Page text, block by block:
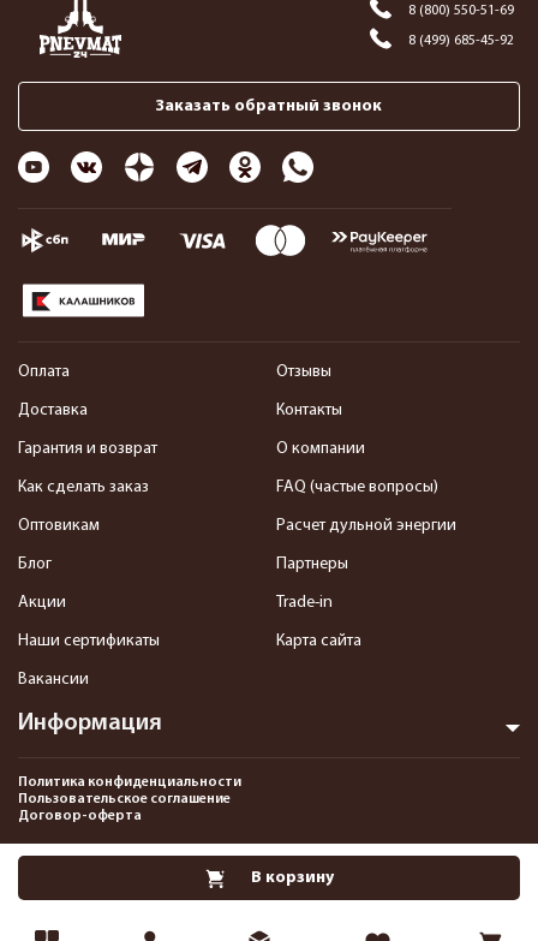
В корзину
8 (800) 550-51-69
8 (499) 685-45-92
Заказать обратный звонок
Информация
Оплата
Доставка
Гарантия и возврат
Как сделать заказ
Оптовикам
Блог
Акции
Наши сертификаты
Вакансии
Отзывы
Контакты
О компании
FAQ (частые вопросы)
Расчет дульной энергии
Партнеры
Trade-in
Карта сайта
Политика конфиденциальности
Пользовательское соглашение
Договор-оферта
2013-2026 Интернет-магазин пневматики, страйкбола и снаряжения–
Pnevmat24.ru. Все права защищены.©